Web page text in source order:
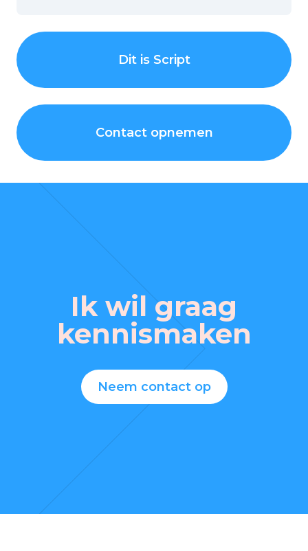
Dit is Script
Contact opnemen
Ik wil graag
kennismaken
Neem contact op